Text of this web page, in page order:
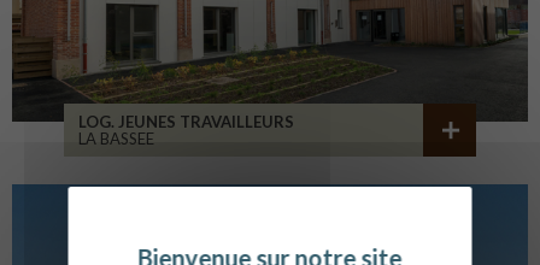
LOG. JEUNES TRAVAILLEURS
LA BASSEE